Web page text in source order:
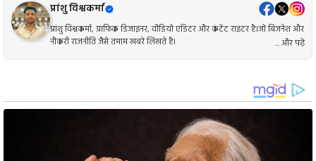
प्रांशु विश्वकर्मा
प्रांशु विश्वकर्मा, ग्राफिक डिजाइनर, वीडियो एडिटर और कंटेंट राइटर है।जो बिजनेश और
नौकरी राजनीति जैसे तमाम खबरे लिखते है।
... और पढ़ें